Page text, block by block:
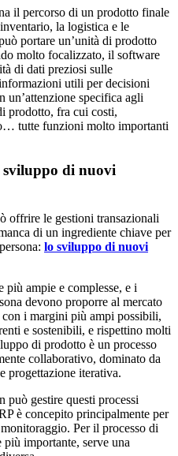
il percorso di un prodotto finale
la logistica e le
portare un’unità di prodotto
molto focalizzato, il software
di dati preziosi sulle
utili per decisioni
un’attenzione specifica agli
prodotto, fra cui costi,
tutte funzioni molto importanti
sviluppo di nuovi
offrire le gestioni transazionali
di un ingrediente chiave per
lo sviluppo di nuovi
più ampie e complesse, e i
devono proporre al mercato
i margini più ampi possibili,
e sostenibili, e rispettino molti
di prodotto è un processo
collaborativo, dominato da
progettazione iterativa.
può gestire questi processi
è concepito principalmente per
Per il processo di
importante, serve una